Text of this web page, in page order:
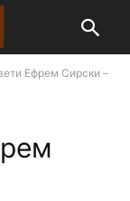
Ефрем Сирски –